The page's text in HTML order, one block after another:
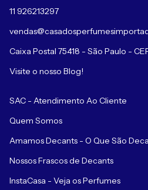
11 926213297
Caixa Postal 75418 - São Paulo -
Visite o nosso Blog!
SAC - Atendimento Ao Cliente
Quem Somos
Amamos Decants - O Que São
Nossos Frascos de Decants
InstaCasa - Veja os Perfumes